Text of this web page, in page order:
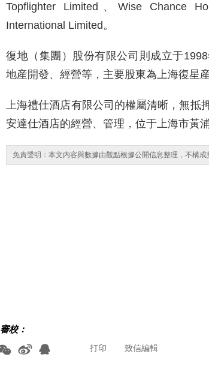
Topflighter Limited、Wise Chance
International Limited。
復地（集團）股份有限公司則成立于
地産開發、經營等，主要股東為上海復星
上海禮仕酒店有限公司的權屬清晰，無抵
安達仕酒店的經營、管理，位于上海市黃浦
免責聲明：本文内容與數據由觀點根據公開信息整理，不構成
審校：
致信編輯
打印